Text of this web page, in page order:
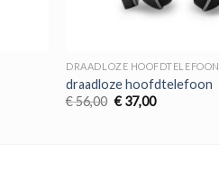
DRAADLOZE HOOFDTELEFOON
draadloze hoofdtelefoon
€56,00 Oorspronkelijke
€37,00Huidige